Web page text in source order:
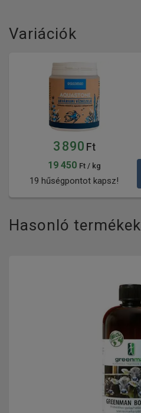
Variációk
3 890 Ft
19 450 Ft / kg
19 hűségpontot kapsz!
Hasonló termékek